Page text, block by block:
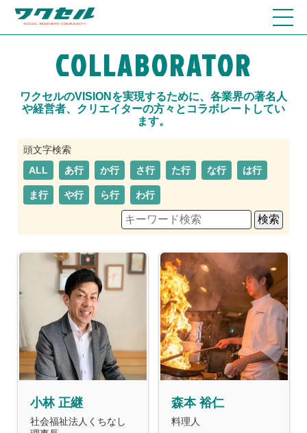
COLLABORATOR
ワクセルのVISIONを実現するために、各業界の著名人
や経営者、クリエイターの方々とコラボレートしてい
ます。
ALL あ行 か行 さ行 た行 な行 は行
ま行 や行 ら行 わ行
小林 正継
社会福祉法人くちなし
森本 裕仁
料理人